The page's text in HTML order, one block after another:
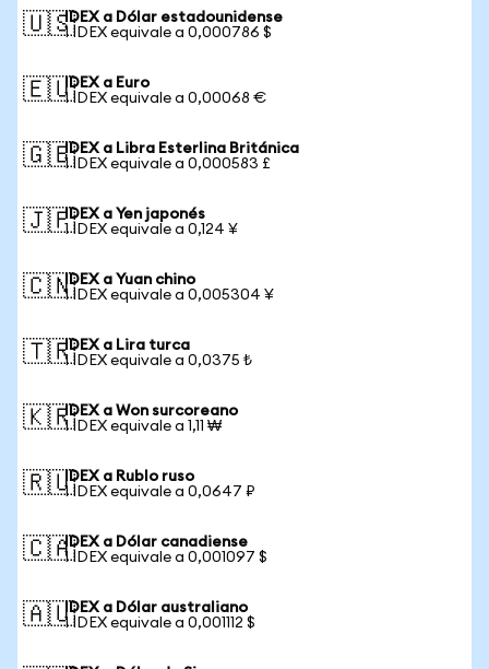
🇺🇸IDEX a Dólar estadounidense
1 IDEX equivale a 0,000786 $
🇪🇺IDEX a Euro
1 IDEX equivale a 0,00068 €
🇬🇧IDEX a Libra Esterlina Británica
1 IDEX equivale a 0,000583 £
🇯🇵IDEX a Yen japonés
1 IDEX equivale a 0,124 ¥
🇨🇳IDEX a Yuan chino
1 IDEX equivale a 0,005304 ¥
🇹🇷IDEX a Lira turca
1 IDEX equivale a 0,0375 ₺
🇰🇷IDEX a Won surcoreano
1 IDEX equivale a 1,11 ₩
🇷🇺IDEX a Rublo ruso
1 IDEX equivale a 0,0647 ₽
🇨🇦IDEX a Dólar canadiense
1 IDEX equivale a 0,001097 $
🇦🇺IDEX a Dólar australiano
1 IDEX equivale a 0,001112 $